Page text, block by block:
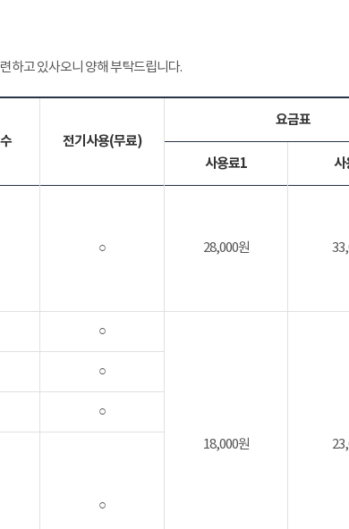
하고 있사오니 양해 부탁드립니다.
전기사용(무료)
요금표
사용료1
사
○ 28,000원
○
18,000원
○
○
○